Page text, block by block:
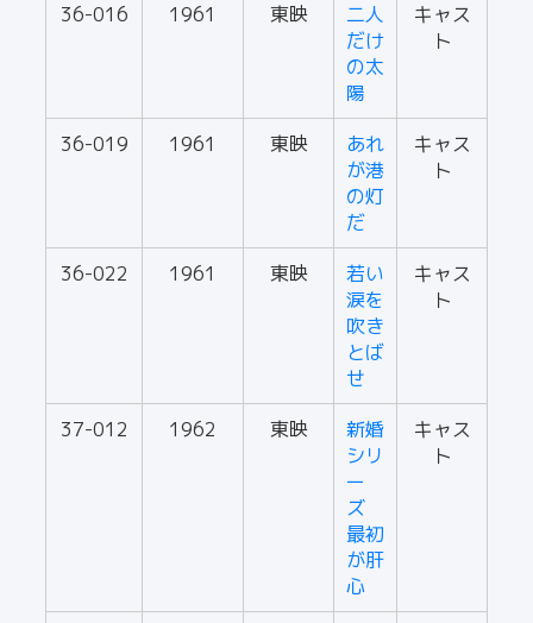
36-016 1961 東映
二人
だけ
の太
陽
キャス
ト
36-019 1961 東映
あれ
が港
の灯
だ
キャス
ト
36-022 1961 東映
若い
涙を
吹き
とば
せ
キャス
ト
37-012 1962 東映
新婚
シリ
ー
ズ
最初
が肝
心
キャス
ト